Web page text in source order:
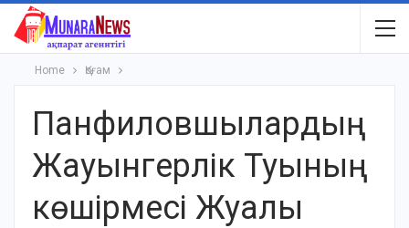
Home Қоғам
Панфиловшылардың
Жауынгерлік Туының
көшірмесі Жуалы